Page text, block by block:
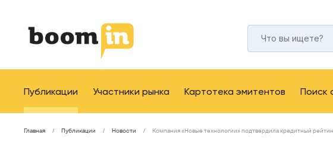
Публикации Участники рынка Картотека эмитентов Поиск
Главная Публикации Новости Компания «Новые технологии» подтвердила кредитный